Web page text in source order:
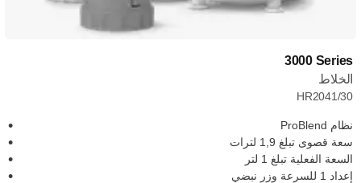
‎3000 Series
الخلاط
HR2041/30
نظام ProBlend
سعة قصوى تبلغ 1,9 لترات
السعة الفعلية تبلغ 1 لتر
إعداد 1 للسرعة وزر نبضي